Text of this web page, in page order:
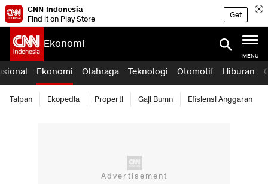
CNN Indonesia
Find it on Play Store
Get
Ekonomi
MENU
Ekonomi Olahraga Teknologi Otomotif Hiburan
Taipan Ekopedia Properti Gaji Bumn Efisiensi Anggaran